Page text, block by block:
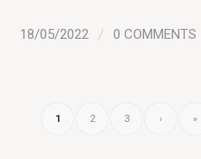
18/05/2022 / 0 COMMENTS
1 2 3 › »